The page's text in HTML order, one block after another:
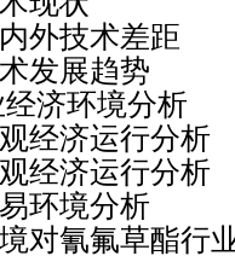
技术差距
展趋势
济环境分析
济运行分析
济运行分析
境分析
氟草酯行业